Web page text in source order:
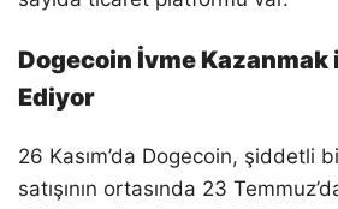
Dogecoin İvme
Ediyor
26 Kasım’da Dogecoin, şiddetli
satışının ortasında 23